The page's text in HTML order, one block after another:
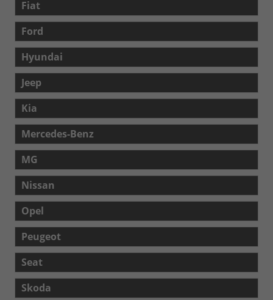
Fiat
Ford
Hyundai
Jeep
Kia
Mercedes-Benz
MG
Nissan
Opel
Peugeot
Seat
Skoda